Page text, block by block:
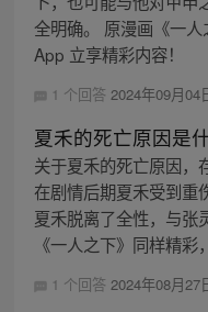
全明确。 原漫画《一
App 立享精彩内容！
1 个回答 2024年09月04
夏禾的死亡原因是
关于夏禾的死亡原因，
在剧情后期夏禾受到重
夏禾脱离了全性，与张
《一人之下》同样精
1 个回答 2024年08月27